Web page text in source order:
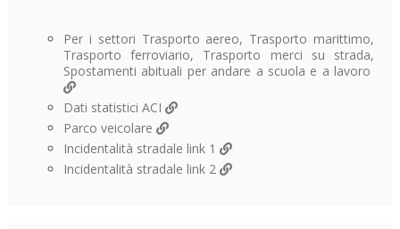
Per i settori Trasporto aereo, Trasporto marittimo,
Trasporto ferroviario, Trasporto merci su strada,
Spostamenti abituali per andare a scuola e a lavoro
Dati statistici ACI
Parco veicolare
Incidentalità stradale link 1
Incidentalità stradale link 2